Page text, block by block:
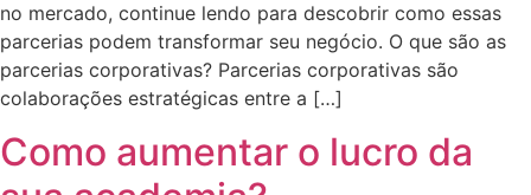
no mercado, continue lendo para descobrir como essas
parcerias podem transformar seu negócio. O que são as
parcerias corporativas? Parcerias corporativas são
colaborações estratégicas entre a […]
Como aumentar o lucro da